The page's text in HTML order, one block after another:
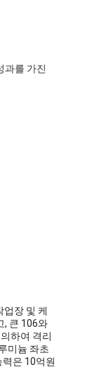
과를 가진
업장 및 케
, 큰 106와
하여 격리
미늄 좌초
은 10억원